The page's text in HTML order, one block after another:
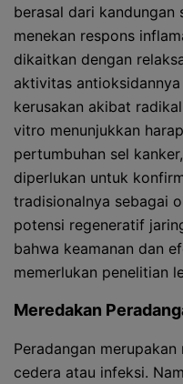
berasal dari
menekan respons
dikaitkan dengan
aktivitas
kerusakan akibat
vitro menunjukkan
pertumbuhan sel
diperlukan untuk
tradisionalnya sebagai
potensi regeneratif
bahwa keamanan dan
memerlukan penelitian
Meredakan
Peradangan
cedera atau infeksi.